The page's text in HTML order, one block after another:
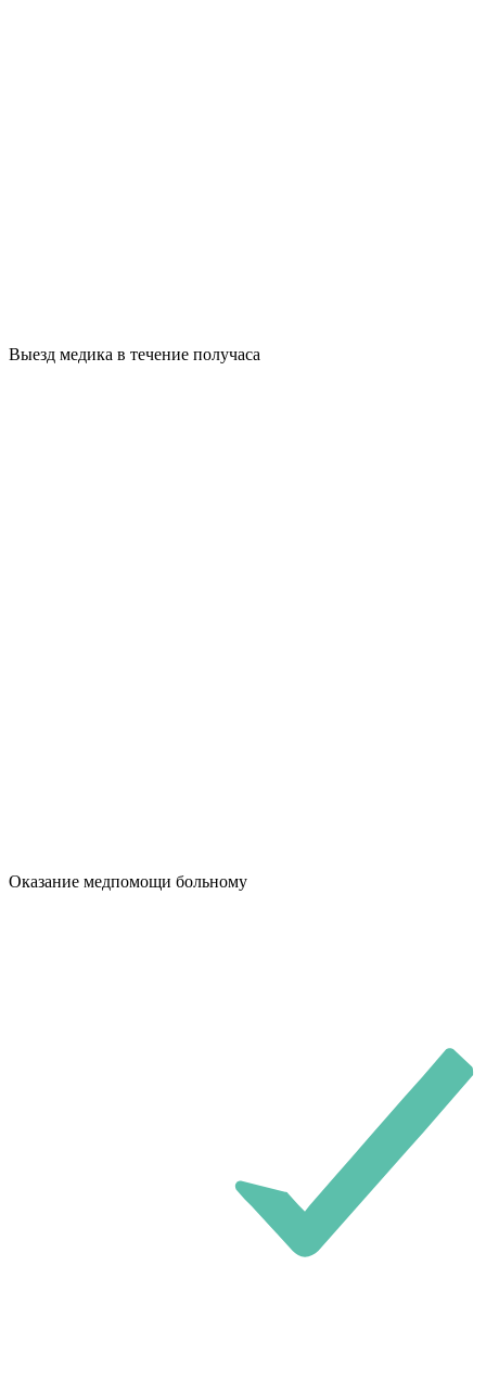
Выезд медика в течение получаса
Оказание медпомощи больному